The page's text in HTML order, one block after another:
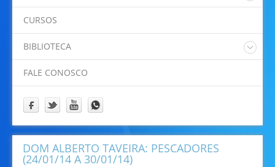
Papa Francisco
Programação
CURSOS
BIBLIOTECA
FALE CONOSCO
DOM ALBERTO TAVEIRA: PESCADORES
(24/01/14 A 30/01/14)